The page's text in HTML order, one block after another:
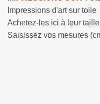
Impressions d'art sur toile
Achetez-les ici à leur
Saisissez vos mesures